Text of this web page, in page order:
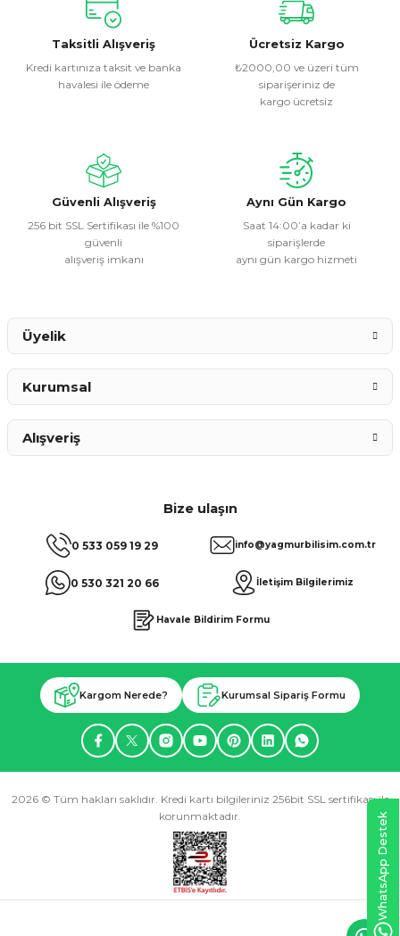
konularda yetersiz gördüğünüz noktaları öneri formunu
kullanarak tarafımıza iletebilirsiniz.
Görüş ve önerileriniz için teşekkür ederiz.
Ürün resmi kalitesiz, bozuk veya görüntülenemiyor.
Ürün fiyatı diğer sitelerden daha pahalı.
Bu ürüne benzer farklı alternatifler olmalı.
Taksitli Alışveriş
Kredi kartınıza taksit ve banka
havalesi ile ödeme
Ücretsiz Kargo
₺2000,00 ve üzeri tüm
siparişeriniz de
kargo ücretsiz
Güvenli Alışveriş
256 bit SSL Sertifikası ile %100
güvenli
alışveriş imkanı
Aynı Gün Kargo
Saat 14:00’a kadar ki
siparişlerde
aynı gün kargo hizmeti
Bize ulaşın
0 533 059 19 29
0 530 321 20 66
info@yagmurbilisim.com.tr
İletişim Bilgilerimiz
Havale Bildirim Formu
Üyelik
Kurumsal
Alışveriş
Kargom Nerede? Kurumsal Sipariş Formu
2026 © Tüm hakları saklıdır. Kredi kartı bilgileriniz 256bit SSL sertifikası ile
korunmaktadır.
WhatsApp Destek